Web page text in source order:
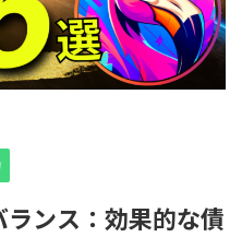
ンス：効果的な債